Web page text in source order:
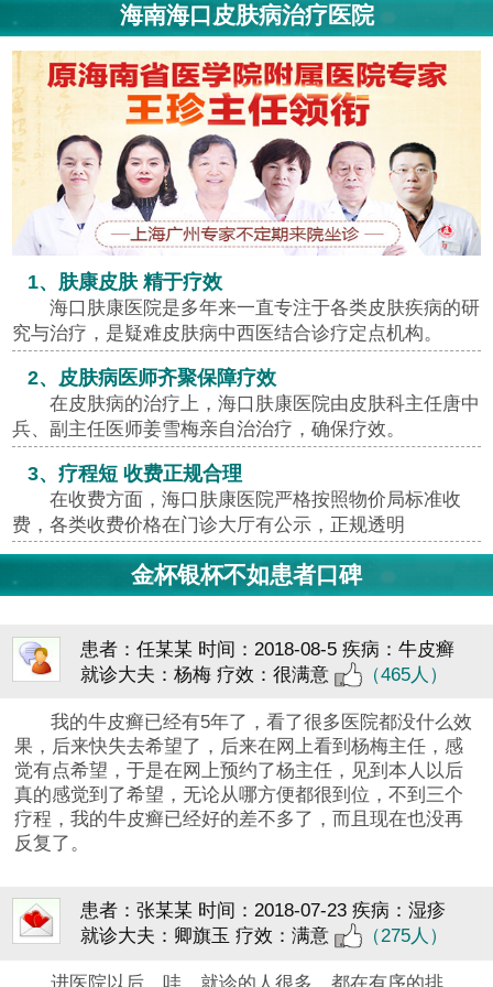
海南海口皮肤病治疗医院
1、肤康皮肤 精于疗效
海口肤康医院是多年来一直专注于各类皮肤疾病的研
究与治疗，是疑难皮肤病中西医结合诊疗定点机构。
2、皮肤病医师齐聚保障疗效
在皮肤病的治疗上，海口肤康医院由皮肤科主任唐中
兵、副主任医师姜雪梅亲自治治疗，确保疗效。
3、疗程短 收费正规合理
在收费方面，海口肤康医院严格按照物价局标准收
费，各类收费价格在门诊大厅有公示，正规透明
金杯银杯不如患者口碑
患者：任某某 时间：2018-08-5 疾病：牛皮癣
就诊大夫：杨梅 疗效：很满意 （465人）
我的牛皮癣已经有5年了，看了很多医院都没什么效
果，后来快失去希望了，后来在网上看到杨梅主任，感
觉有点希望，于是在网上预约了杨主任，见到本人以后
真的感觉到了希望，无论从哪方便都很到位，不到三个
疗程，我的牛皮癣已经好的差不多了，而且现在也没再
反复了。
患者：张某某 时间：2018-07-23 疾病：湿疹
就诊大夫：卿旗玉 疗效：满意 （275人）